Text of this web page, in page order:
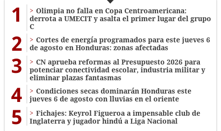
1
Olimpia no falla en Copa Centroamericana:
derrota a UMECIT y asalta el primer lugar del grupo
C
2
Cortes de energía programados para este jueves 6
de agosto en Honduras: zonas afectadas
3
CN aprueba reformas al Presupuesto 2026 para
potenciar conectividad escolar, industria militar y
eliminar plazas fantasmas
4
Condiciones secas dominarán Honduras este
jueves 6 de agosto con lluvias en el oriente
5
Fichajes: Keyrol Figueroa a impensable club de
Inglaterra y jugador hindú a Liga Nacional